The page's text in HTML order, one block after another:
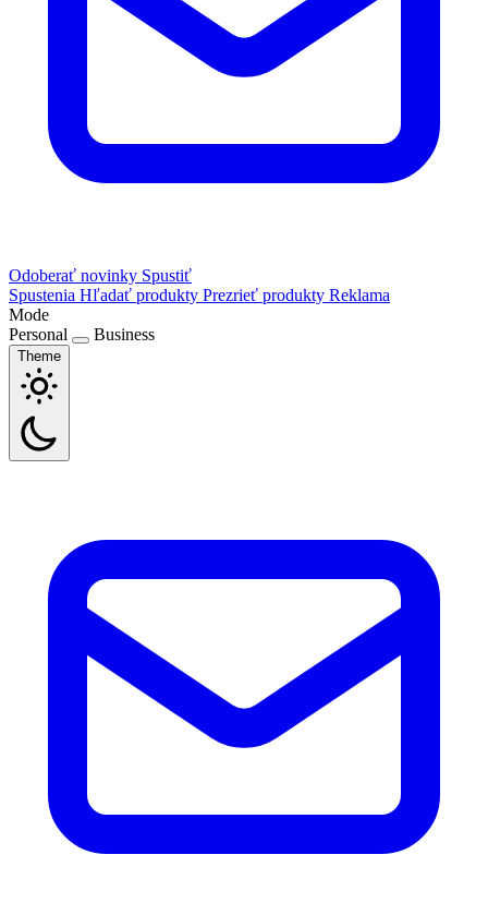
Odoberať novinky Spustiť
Spustenia Hľadať produkty Prezrieť produkty Reklama
Mode
Personal
Business
Theme